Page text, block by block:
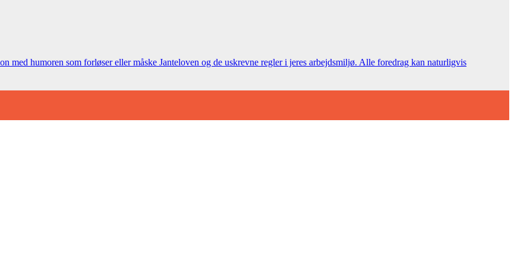
med humoren som forløser eller måske Janteloven og de uskrevne regler i jeres arbejdsmiljø. Alle foredrag kan naturligvis